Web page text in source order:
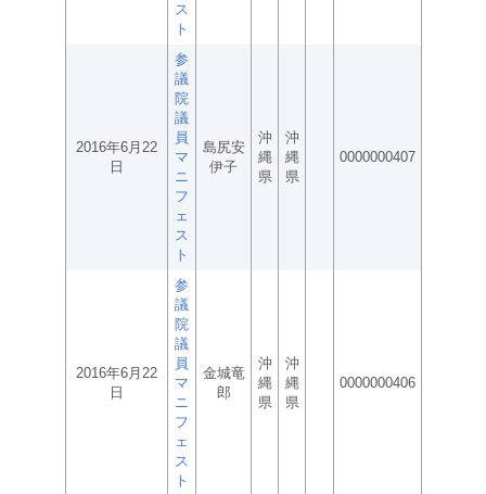
ス
ト
2016年6月22
日
参
議
院
議
員
マ
ニ
フ
ェ
ス
ト
島尻安
伊子
沖
縄
県
沖
縄
県
0000000407
2016年6月22
日
参
議
院
議
員
マ
ニ
フ
ェ
ス
ト
金城竜
郎
沖
縄
県
沖
縄
県
0000000406